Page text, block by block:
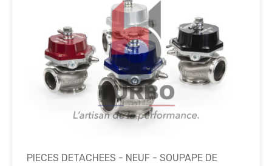
PIECES DETACHEES - NEUF - SOUPAPE DE